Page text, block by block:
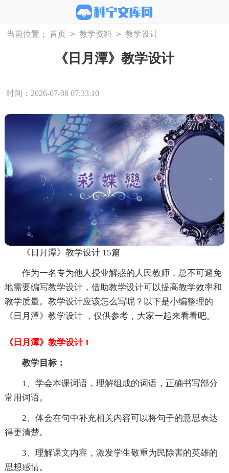
当前位置： 首页 > 教学资料 > 教学设计
《日月潭》教学设计
时间：2026-07-08 07:33:10
《日月潭》教学设计 15篇
作为一名专为他人授业解惑的人民教师，总不可避免
地需要编写教学设计，借助教学设计可以提高教学效率和
教学质量。教学设计应该怎么写呢？以下是小编整理的
《日月潭》教学设计 ，仅供参考，大家一起来看看吧。
《日月潭》教学设计 1
教学目标：
1、学会本课词语，理解组成的词语，正确书写部分
常用词语。
2、体会在句中补充相关内容可以将句子的意思表达
得更清楚。
3、理解课文内容，激发学生敬重为民除害的英雄的
思想感情。